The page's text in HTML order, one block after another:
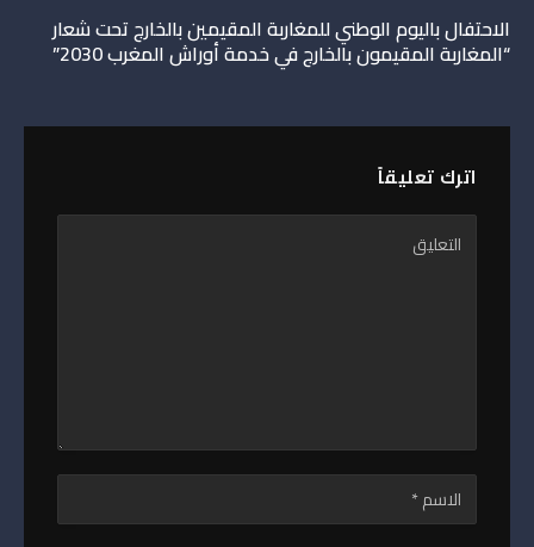
الاحتفال باليوم الوطني للمغاربة المقيمين بالخارج تحت شعار
“المغاربة المقيمون بالخارج في خدمة أوراش المغرب 2030”
اترك تعليقاً